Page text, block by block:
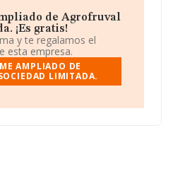
La sociedad está inscrita en
Sociedad Limitada. Tiene
por mayor de frutas y
tiene actividad en mercados
un 41% y atendiendo a
de sector.
de Agrofruval
¡Es gratis!
y te regalamos el
esta empresa.
AMPLIADO DE
LIMITADA.